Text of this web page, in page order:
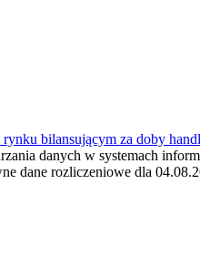
bilansującym za doby
danych w systemach
dane rozliczeniowe dla